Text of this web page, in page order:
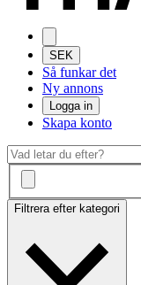
SEK
Så funkar det
Ny annons
Logga in
Skapa konto
Filtrera efter kategori